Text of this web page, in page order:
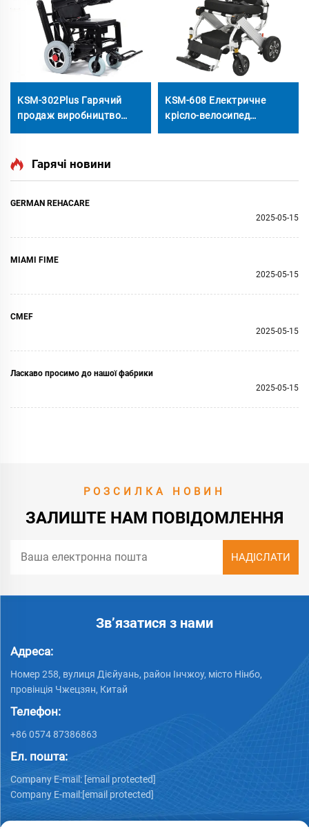
KSM-302Plus Гарячий
продаж виробництво
функцією відкриття та
KSM-608 Електричне
крісло-велосипед
Гарячі новини
GERMAN REHACARE
2025-05-15
MIAMI FIME
2025-05-15
CMEF
2025-05-15
Ласкаво просимо до нашої фабрики
2025-05-15
РОЗСИЛКА НОВИН
ЗАЛИШТЕ НАМ ПОВІДОМЛЕННЯ
Зв’язатися з нами
Адреса:
Номер 258, вулиця Дієйуань, район Інчжоу, місто Нінбо,
провінція Чжецзян, Китай
Телефон:
+86 0574 87386863
Ел. пошта:
Company E-mail: [email protected]
Company E-mail:[email protected]